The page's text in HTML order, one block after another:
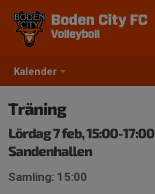
Kalender
Boden City FC
Volleyboll
Träning
Lördag 7 feb, 15:00-17:00
Sandenhallen
Samling: 15:00